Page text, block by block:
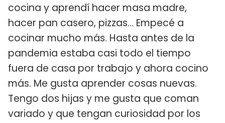
cocina y aprendí hacer masa madre,
hacer pan casero, pizzas... Empecé a
cocinar mucho más. Hasta antes de la
pandemia estaba casi todo el tiempo
fuera de casa por trabajo y ahora cocino
más. Me gusta aprender cosas nuevas.
Tengo dos hijas y me gusta que coman
variado y que tengan curiosidad por los